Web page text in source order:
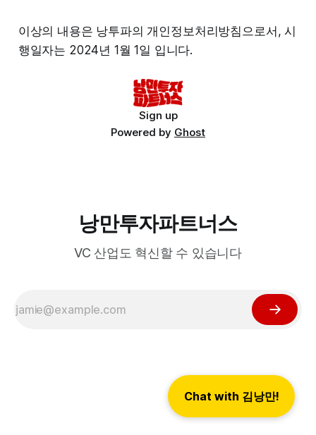
이상의 내용은 낭투파의 개인정보처리방침으로서, 시
행일자는 2024년 1월 1일 입니다.
Chat with 김낭만!
Sign up
Powered by Ghost
낭만투자파트너스
VC 산업도 혁신할 수 있습니다